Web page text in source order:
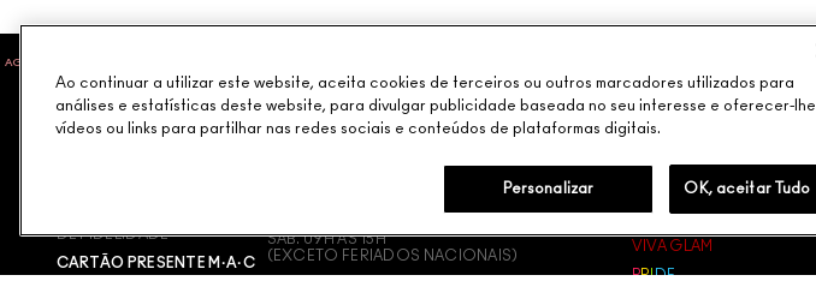
AGENDE UM SERVIÇO
DE FIDELIDADE
CARTÃO PRESENTE M·A·C
ENTRE EM CONTATO CONOSCO
SAB. 09H ÀS 15H
(EXCETO FERIADOS NACIONAIS)
NOSSA HISTÓRIA
INGREDIENTES
VIVA GLAM
PRIDE
Ao continuar a utilizar este website, aceita cookies de terceiros ou outros marcadores utilizados para
análises e estatísticas deste website, para divulgar publicidade baseada no seu interesse e oferecer-lhe
vídeos ou links para partilhar nas redes sociais e conteúdos de plataformas digitais.
Personalizar OK, aceitar Tudo